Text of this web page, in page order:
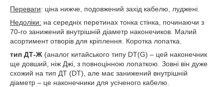
Переваги: ціна нижче, подовжений захід кабелю, луджені.
Недоліки: на середніх перетинах тонка стінка, починаючи з
70-го занижений внутрішній діаметр наконечиков. Малий
асортимент отворів для кріплення. Коротка лопатка.
тип ДТ-Ж (аналог китайського типу DT(G) – цей наконечник
ще довший, ніж Джі, з повноцінною лопаткою. Зовні він дуже
схожий на тип ДТ (DT), але має занижений внутрішній
діаметр – це наконечники для усіченого кабелю.